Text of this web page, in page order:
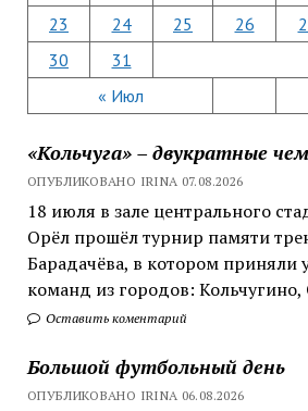
« Июл
23
24 25 26
30
31
«Кольчуга» – двукратные
ОПУБЛИКОВАНО IRINA 07.08.2026
18 июля в зале центрального
Орёл прошёл турнир памяти
Барадачёва, в котором приняли
команд из городов:
Оставить коментарий
Большой футбольный день
ОПУБЛИКОВАНО IRINA 06.08.2026